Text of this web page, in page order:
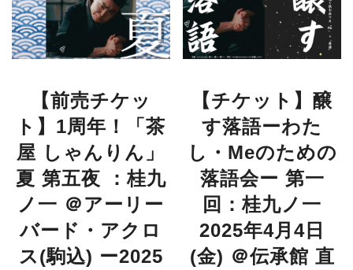
【前売チケッ
ト】1周年！「茶
屋 しゃんりん」
夏 第五夜 ：桂九
ノ一 ＠アーリー
バード・アクロ
ス(駒込) ー2025
【チケット】醸
す落語ーわた
し・Meのための
落語会ー 第一
回：桂九ノ一
2025年4月4日
(金) ＠伝承館 直